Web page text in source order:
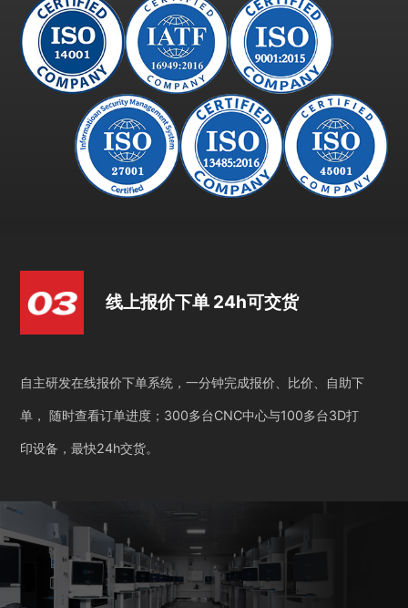
线上报价下单 24h可交货
自主研发在线报价下单系统，一分钟完成报价、比价、自助下
单， 随时查看订单进度；300多台CNC中心与100多台3D打
印设备，最快24h交货。